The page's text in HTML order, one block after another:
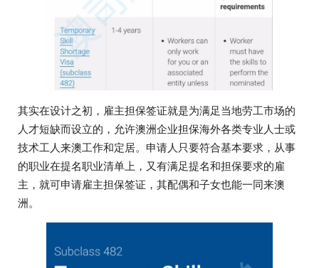
其实在设计之初，雇主担保签证就是为满足当地劳工市场的
人才短缺而设立的，允许澳洲企业担保海外各类专业人士或
技术工人来澳工作和定居。申请人只要符合基本要求，从事
的职业在提名职业清单上，又有满足提名和担保要求的雇
主，就可申请雇主担保签证，其配偶和子女也能一同来澳
洲。